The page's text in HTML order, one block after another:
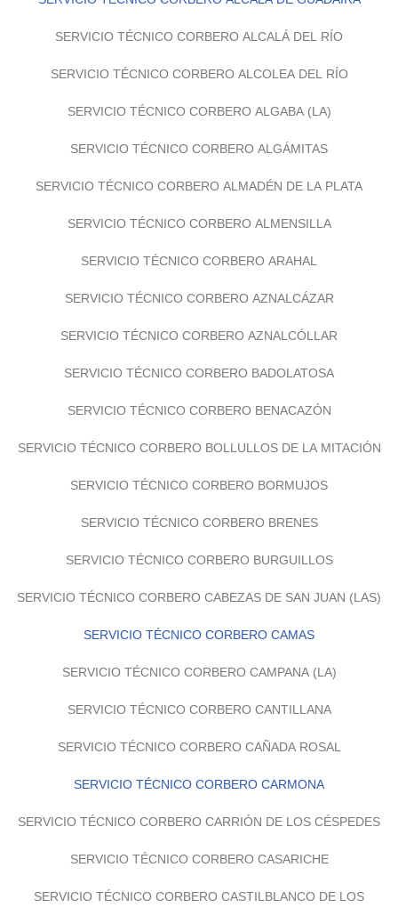
SERVICIO TÉCNICO CORBERO ALCALÁ DEL RÍO
SERVICIO TÉCNICO CORBERO ALCOLEA DEL RÍO
SERVICIO TÉCNICO CORBERO ALGABA (LA)
SERVICIO TÉCNICO CORBERO ALGÁMITAS
SERVICIO TÉCNICO CORBERO ALMADÉN DE LA PLATA
SERVICIO TÉCNICO CORBERO ALMENSILLA
SERVICIO TÉCNICO CORBERO ARAHAL
SERVICIO TÉCNICO CORBERO AZNALCÁZAR
SERVICIO TÉCNICO CORBERO AZNALCÓLLAR
SERVICIO TÉCNICO CORBERO BADOLATOSA
SERVICIO TÉCNICO CORBERO BENACAZÓN
SERVICIO TÉCNICO CORBERO BOLLULLOS DE LA MITACIÓN
SERVICIO TÉCNICO CORBERO BORMUJOS
SERVICIO TÉCNICO CORBERO BRENES
SERVICIO TÉCNICO CORBERO BURGUILLOS
SERVICIO TÉCNICO CORBERO CABEZAS DE SAN JUAN (LAS)
SERVICIO TÉCNICO CORBERO CAMAS
SERVICIO TÉCNICO CORBERO CAMPANA (LA)
SERVICIO TÉCNICO CORBERO CANTILLANA
SERVICIO TÉCNICO CORBERO CAÑADA ROSAL
SERVICIO TÉCNICO CORBERO CARMONA
SERVICIO TÉCNICO CORBERO CARRIÓN DE LOS CÉSPEDES
SERVICIO TÉCNICO CORBERO CASARICHE
SERVICIO TÉCNICO CORBERO CASTILBLANCO DE LOS